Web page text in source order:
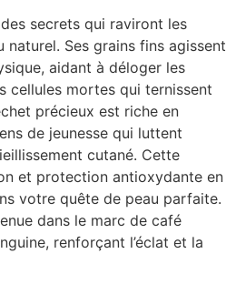
secrets qui raviront les
naturel. Ses grains fins agissent
aidant à déloger les
cellules mortes qui ternissent
précieux est riche en
de jeunesse qui luttent
cutané. Cette
et protection antioxydante en
votre quête de peau parfaite.
dans le marc de café
renforçant l’éclat et la